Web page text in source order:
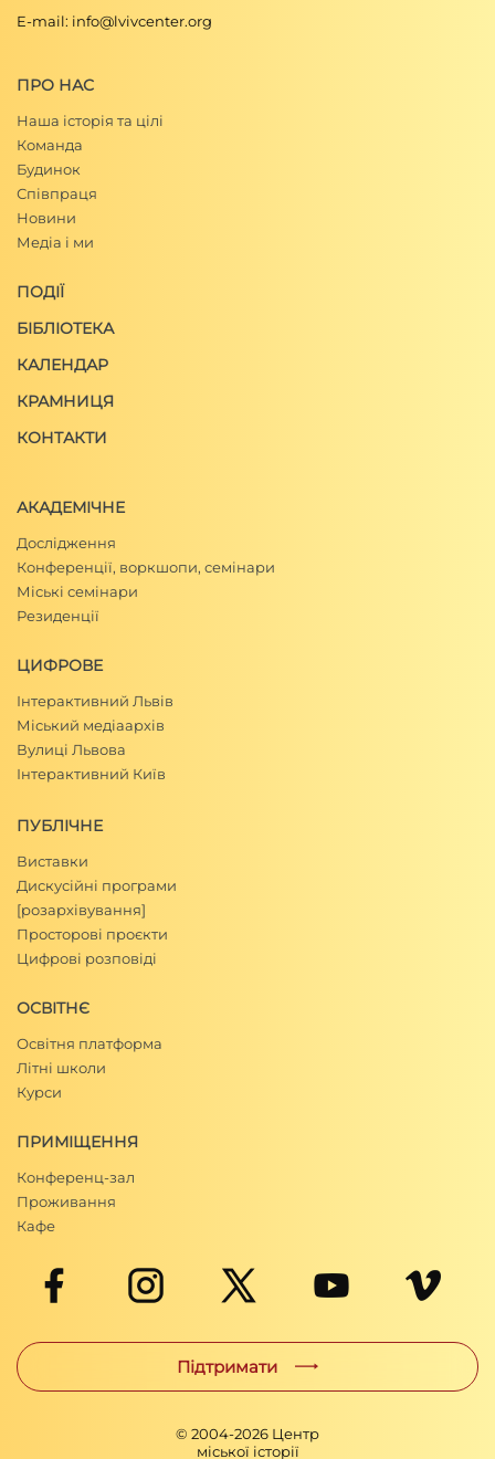
E-mail: info@lvivcenter.org
ПРО НАС
Наша історія та цілі
Команда
Будинок
Співпраця
Новини
Медіа і ми
ПОДІЇ
БІБЛІОТЕКА
КАЛЕНДАР
КРАМНИЦЯ
КОНТАКТИ
АКАДЕМІЧНЕ
Дослідження
Конференції, воркшопи, семінари
Міські семінари
Резиденції
ЦИФРОВЕ
Інтерактивний Львів
Міський медіаархів
Вулиці Львова
Інтерактивний Київ
ПУБЛІЧНЕ
Виставки
Дискусійні програми
[розархівування]
Просторові проєкти
Цифрові розповіді
ОСВІТНЄ
Освітня платформа
Літні школи
Курси
ПРИМІЩЕННЯ
Конференц-зал
Проживання
Кафе
Підтримати
© 2004-2026 Центр
міської історії